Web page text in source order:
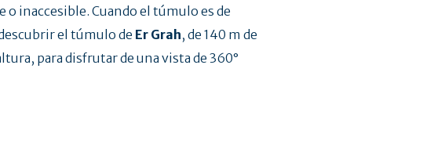
inaccesible. Cuando el túmulo es de
el túmulo de Er Grah, de 140 m de
para disfrutar de una vista de 360°